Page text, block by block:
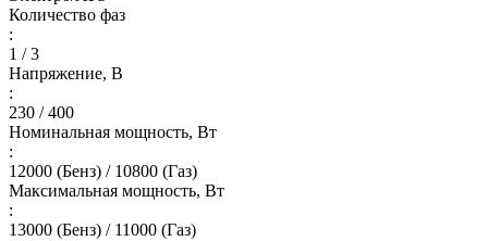
Количество фаз
:
1 / 3
Напряжение, В
:
230 / 400
Номинальная мощность, Вт
:
12000 (Бенз) / 10800 (Газ)
Максимальная мощность, Вт
:
13000 (Бенз) / 11000 (Газ)